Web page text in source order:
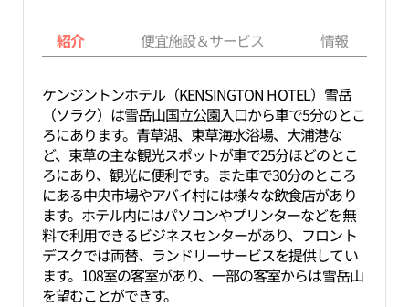
紹介 便宜施設＆サービス 情報
ケンジントンホテル（KENSINGTON HOTEL）雪岳
（ソラク）は雪岳山国立公園入口から車で5分のとこ
ろにあります。青草湖、束草海水浴場、大浦港な
ど、束草の主な観光スポットが車で25分ほどのとこ
ろにあり、観光に便利です。また車で30分のところ
にある中央市場やアバイ村には様々な飲食店があり
ます。ホテル内にはパソコンやプリンターなどを無
料で利用できるビジネスセンターがあり、フロント
デスクでは両替、ランドリーサービスを提供してい
ます。108室の客室があり、一部の客室からは雪岳山
を望むことができす。